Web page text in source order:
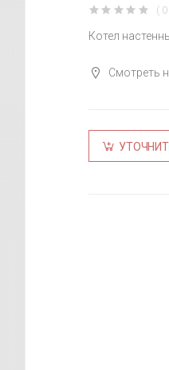
(
Котел
Смотреть